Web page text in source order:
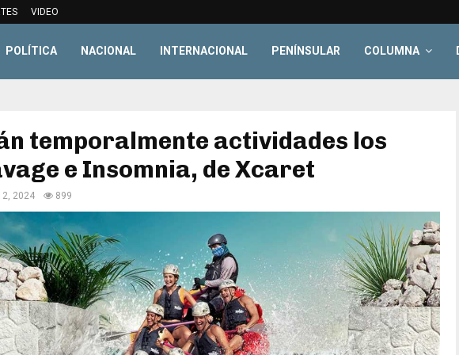
VIDEO
POLÍTICA NACIONAL INTERNACIONAL PENÍNSULAR COLUMNA
temporalmente actividades los
e Insomnia, de Xcaret
2024 899